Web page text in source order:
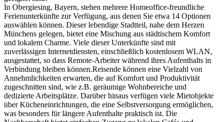
In Obergiesing, Bayern, stehen mehrere Homeoffice-freundliche
Ferienunterkünfte zur Verfügung, aus denen Sie etwa 14 Optionen
auswählen können. Dieser lebendige Stadtteil, nahe dem Herzen
Münchens gelegen, bietet eine Mischung aus städtischem Komfort
und lokalem Charme. Viele dieser Unterkünfte sind mit
zuverlässigen Internetdiensten, einschließlich kostenlosem WLAN,
ausgestattet, so dass Remote-Arbeiter während ihres Aufenthalts in
Verbindung bleiben können.Reisende können eine Vielzahl von
Annehmlichkeiten erwarten, die auf Komfort und Produktivität
zugeschnitten sind, wie z.B. geräumige Wohnbereiche und
dedizierte Arbeitsplätze. Darüber hinaus verfügen viele Mietobjekte
über Kücheneinrichtungen, die eine Selbstversorgung ermöglichen,
was besonders für längere Aufenthalte praktisch ist. Die